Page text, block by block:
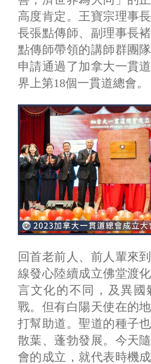
高度肯定。王寶宗理事
長張點傳師、副理事長
點傳師帶領的講師群團
申請通過了加拿大一貫
界上第18個一貫道總會。
回首老前人、前人輩來
線發心陸續成立佛堂渡
言文化的不同，及異國
戰。但有白陽天使在的
打幫助道。聖道的種子
散葉、蓬勃發展。今天
會的成立，就代表時機